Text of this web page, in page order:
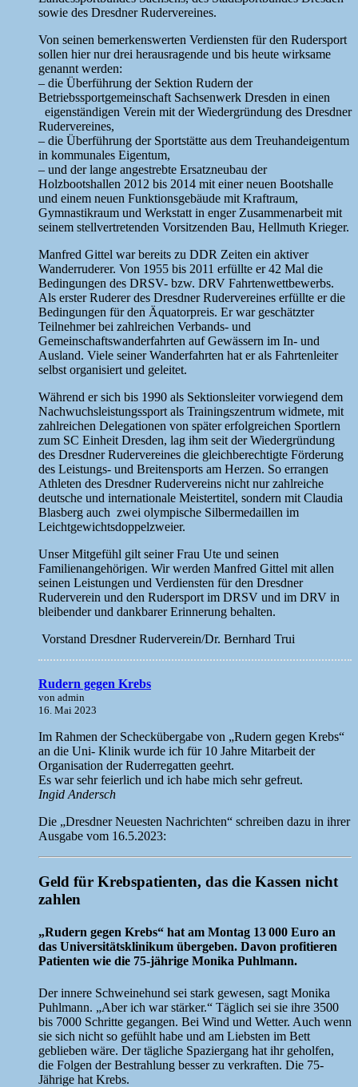
sowie des Dresdner Rudervereines.
Von seinen bemerkenswerten Verdiensten für den Rudersport
sollen hier nur drei herausragende und bis heute wirksame
genannt werden:
– die Überführung der Sektion Rudern der
Betriebssportgemeinschaft Sachsenwerk Dresden in einen
eigenständigen Verein mit der Wiedergründung des Dresdner
Rudervereines,
– die Überführung der Sportstätte aus dem Treuhandeigentum
in kommunales Eigentum,
– und der lange angestrebte Ersatzneubau der
Holzbootshallen 2012 bis 2014 mit einer neuen Bootshalle
und einem neuen Funktionsgebäude mit Kraftraum,
Gymnastikraum und Werkstatt in enger Zusammenarbeit mit
seinem stellvertretenden Vorsitzenden Bau, Hellmuth Krieger.
Manfred Gittel war bereits zu DDR Zeiten ein aktiver
Wanderruderer. Von 1955 bis 2011 erfüllte er 42 Mal die
Bedingungen des DRSV- bzw. DRV Fahrtenwettbewerbs.
Als erster Ruderer des Dresdner Rudervereines erfüllte er die
Bedingungen für den Äquatorpreis. Er war geschätzter
Teilnehmer bei zahlreichen Verbands- und
Gemeinschaftswanderfahrten auf Gewässern im In- und
Ausland. Viele seiner Wanderfahrten hat er als Fahrtenleiter
selbst organisiert und geleitet.
Während er sich bis 1990 als Sektionsleiter vorwiegend dem
Nachwuchsleistungssport als Trainingszentrum widmete, mit
zahlreichen Delegationen von später erfolgreichen Sportlern
zum SC Einheit Dresden, lag ihm seit der Wiedergründung
des Dresdner Rudervereines die gleichberechtigte Förderung
des Leistungs- und Breitensports am Herzen. So errangen
Athleten des Dresdner Rudervereins nicht nur zahlreiche
deutsche und internationale Meistertitel, sondern mit Claudia
Blasberg auch zwei olympische Silbermedaillen im
Leichtgewichtsdoppelzweier.
Unser Mitgefühl gilt seiner Frau Ute und seinen
Familienangehörigen. Wir werden Manfred Gittel mit allen
seinen Leistungen und Verdiensten für den Dresdner
Ruderverein und den Rudersport im DRSV und im DRV in
bleibender und dankbarer Erinnerung behalten.
Vorstand Dresdner Ruderverein/Dr. Bernhard Trui
Rudern gegen Krebs
von admin
16. Mai 2023
Im Rahmen der Scheckübergabe von „Rudern gegen Krebs“
an die Uni- Klinik wurde ich für 10 Jahre Mitarbeit der
Organisation der Ruderregatten geehrt.
Es war sehr feierlich und ich habe mich sehr gefreut.
Ingid Andersch
Die „Dresdner Neuesten Nachrichten“ schreiben dazu in ihrer
Ausgabe vom 16.5.2023:
Geld für Krebspatienten, das die Kassen nicht
zahlen
„Rudern gegen Krebs“ hat am Montag 13 000 Euro an
das Universitätsklinikum übergeben. Davon profitieren
Patienten wie die 75-jährige Monika Puhlmann.
Der innere Schweinehund sei stark gewesen, sagt Monika
Puhlmann. „Aber ich war stärker.“ Täglich sei sie ihre 3500
bis 7000 Schritte gegangen. Bei Wind und Wetter. Auch wenn
sie sich nicht so gefühlt habe und am Liebsten im Bett
geblieben wäre. Der tägliche Spaziergang hat ihr geholfen,
die Folgen der Bestrahlung besser zu verkraften. Die 75-
Jährige hat Krebs.